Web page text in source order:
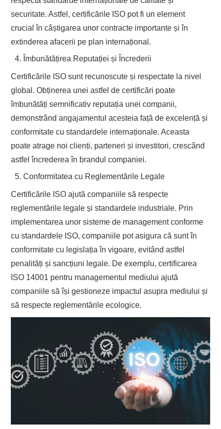
securitate. Astfel, certificările ISO pot fi un element
crucial în câștigarea unor contracte importante și în
extinderea afacerii pe plan internațional.
Îmbunătățirea Reputației și Încrederii
Certificările ISO sunt recunoscute și respectate la nivel
global. Obținerea unei astfel de certificări poate
îmbunătăți semnificativ reputația unei companii,
demonstrând angajamentul acesteia față de excelență și
conformitate cu standardele internaționale. Aceasta
poate atrage noi clienți, parteneri și investitori, crescând
astfel încrederea în brandul companiei.
Conformitatea cu Reglementările Legale
Certificările ISO ajută companiile să respecte
reglementările legale și standardele industriale. Prin
implementarea unor sisteme de management conforme
cu standardele ISO, companiile pot asigura că sunt în
conformitate cu legislația în vigoare, evitând astfel
penalități și sancțiuni legale. De exemplu, certificarea
ISO 14001 pentru managementul mediului ajută
companiile să își gestioneze impactul asupra mediului și
să respecte reglementările ecologice.